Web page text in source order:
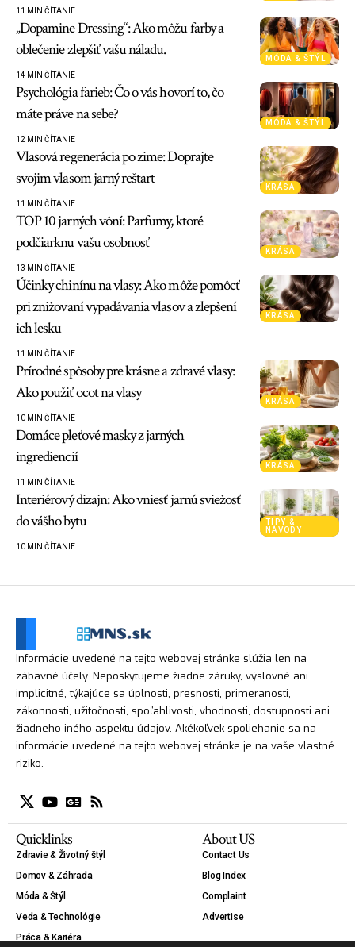
11 MIN ČÍTANIE
MÓDA & ŠTÝL
„Dopamine Dressing“: Ako môžu farby a
oblečenie zlepšiť vašu náladu.
14 MIN ČÍTANIE
MÓDA & ŠTÝL
Psychológia farieb: Čo o vás hovorí to, čo
máte práve na sebe?
12 MIN ČÍTANIE
KRÁSA
Vlasová regenerácia po zime: Doprajte
svojim vlasom jarný reštart
11 MIN ČÍTANIE
KRÁSA
TOP 10 jarných vôní: Parfumy, ktoré
podčiarknu vašu osobnosť
13 MIN ČÍTANIE
KRÁSA
Účinky chinínu na vlasy: Ako môže pomôcť
pri znižovaní vypadávania vlasov a zlepšení
ich lesku
11 MIN ČÍTANIE
KRÁSA
Prírodné spôsoby pre krásne a zdravé vlasy:
Ako použiť ocot na vlasy
10 MIN ČÍTANIE
KRÁSA
Domáce pleťové masky z jarných
ingrediencií
11 MIN ČÍTANIE
TIPY &
NÁVODY
Interiérový dizajn: Ako vniesť jarnú sviežosť
do vášho bytu
10 MIN ČÍTANIE
Informácie uvedené na tejto webovej stránke slúžia len na
zábavné účely. Neposkytujeme žiadne záruky, výslovné ani
implicitné, týkajúce sa úplnosti, presnosti, primeranosti,
zákonnosti, užitočnosti, spoľahlivosti, vhodnosti, dostupnosti ani
žiadneho iného aspektu údajov. Akékoľvek spoliehanie sa na
informácie uvedené na tejto webovej stránke je na vaše vlastné
riziko.
Quicklinks
Zdravie & Životný štýl
Domov & Záhrada
Móda & Štýl
Veda & Technológie
Práca & Kariéra
About US
Contact Us
Blog Index
Complaint
Advertise